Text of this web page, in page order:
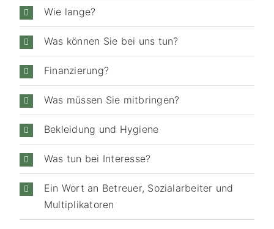
Wie lange?
Was können Sie bei uns tun?
Finanzierung?
Was müssen Sie mitbringen?
Bekleidung und Hygiene
Was tun bei Interesse?
Ein Wort an Betreuer, Sozialarbeiter und
Multiplikatoren